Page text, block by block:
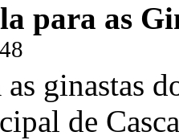
para as
ginastas
de